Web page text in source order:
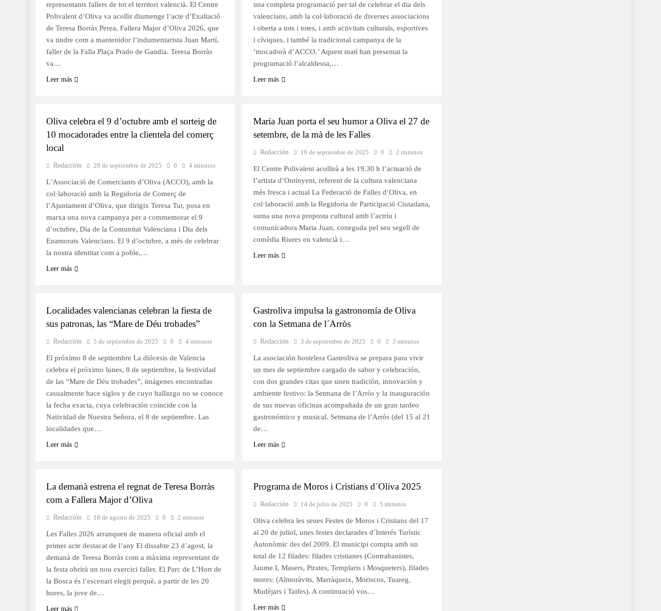
representants fallers de tot el territori valencià. El Centre
Polivalent d’Oliva va acollir diumenge l’acte d’Exaltació
de Teresa Borràs Perea, Fallera Major d’Oliva 2026, que
va tindre com a mantenidor l’indumentarista Juan Martí,
faller de la Falla Plaça Prado de Gandia. Teresa Borràs
va…
Leer más
una completa programació per tal de celebrar el dia dels
valencians, amb la col·laboració de diverses associacions
i oberta a tots i totes, i amb activitats culturals, esportives
i cíviques, i també la tradicional campanya de la
‘mocadorà d’ACCO.’ Aquest matí han presentat la
programació l’alcaldessa,…
Leer más
Oliva celebra el 9 d’octubre amb el sorteig de
10 mocadorades entre la clientela del comerç
local
Redacción 29 de septiembre de 2025 0 4 minutos
L’Associació de Comerciants d’Oliva (ACCO), amb la
col·laboració amb la Regidoria de Comerç de
l’Ajuntament d’Oliva, que dirigix Teresa Tur, posa en
marxa una nova campanya per a commemorar el 9
d’octubre, Dia de la Comunitat Valenciana i Dia dels
Enamorats Valencians. El 9 d’octubre, a més de celebrar
la nostra identitat com a poble,…
Leer más
Maria Juan porta el seu humor a Oliva el 27 de
setembre, de la mà de les Falles
Redacción 19 de septiembre de 2025 0 2 minutos
El Centre Polivalent acollirà a les 19.30 h l’actuació de
l’artista d’Ontinyent, referent de la cultura valenciana
més fresca i actual La Federació de Falles d’Oliva, en
col·laboració amb la Regidoria de Participació Ciutadana,
suma una nova proposta cultural amb l’actriu i
comunicadora Maria Juan, coneguda pel seu segell de
comèdia Riures en valencià i…
Leer más
Localidades valencianas celebran la fiesta de
sus patronas, las “Mare de Déu trobades”
Redacción 5 de septiembre de 2025 0 4 minutos
El próximo 8 de septiembre La diócesis de Valencia
celebra el próximo lunes, 8 de septiembre, la festividad
de las “Mare de Déu trobades”, imágenes encontradas
casualmente hace siglos y de cuyo hallazgo no se conoce
la fecha exacta, cuya celebración coincide con la
Natividad de Nuestra Señora, el 8 de septiembre. Las
localidades que…
Leer más
Gastroliva impulsa la gastronomía de Oliva
con la Setmana de l´Arròs
Redacción 3 de septiembre de 2025 0 3 minutos
La asociación hostelera Gastroliva se prepara para vivir
un mes de septiembre cargado de sabor y celebración,
con dos grandes citas que unen tradición, innovación y
ambiente festivo: la Setmana de l’Arròs y la inauguración
de sus nuevas oficinas acompañada de un gran tardeo
gastronómico y musical. Setmana de l’Arròs (del 15 al 21
de…
Leer más
La demanà estrena el regnat de Teresa Borràs
com a Fallera Major d’Oliva
Redacción 18 de agosto de 2025 0 2 minutos
Les Falles 2026 arranquen de manera oficial amb el
primer acte destacat de l’any El dissabte 23 d’agost, la
demanà de Teresa Borràs com a màxima representant de
la festa obrirà un nou exercici faller. El Parc de L’Hort de
la Bosca és l’escenari elegit perquè, a partir de les 20
hores, la jove de…
Leer más
Programa de Moros i Cristians d´Oliva 2025
Redacción 14 de julio de 2025 0 5 minutos
Oliva celebra les seues Festes de Moros i Cristians del 17
al 20 de juliol, unes festes declarades d´Interés Turístic
Autonòmic des del 2009. El municipi compta amb un
total de 12 filades: filades cristianes (Contrabanistes,
Jaume I, Masers, Pirates, Templaris i Mosqueters), filades
mores: (Almoràvits, Marràqueix, Moriscos, Tuareg,
Mudèjars i Taifes). A continuació vos…
Leer más